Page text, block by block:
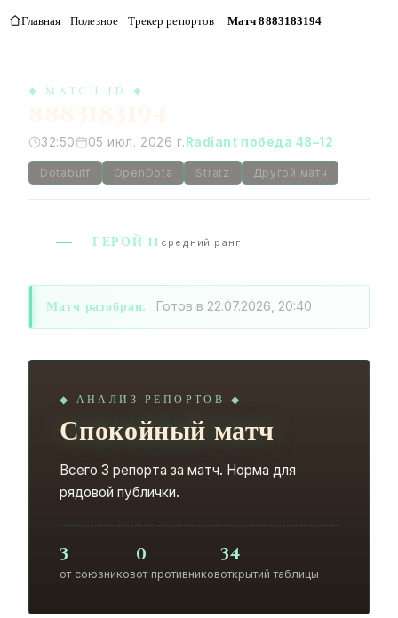
Главная Полезное Трекер репортов Матч 8883183194
◆ MATCH ID ◆
32:50 05 июл. 2026 г.Radiant победа 48–12
Dotabuff OpenDota Stratz Другой матч
ГЕРОЙ II средний ранг
Матч разобран. Готов в 22.07.2026, 20:40
◆ АНАЛИЗ РЕПОРТОВ ◆
Спокойный матч
Всего 3 репорта за матч. Норма для
рядовой публички.
3
от союзников
0
от противников
34
открытий таблицы